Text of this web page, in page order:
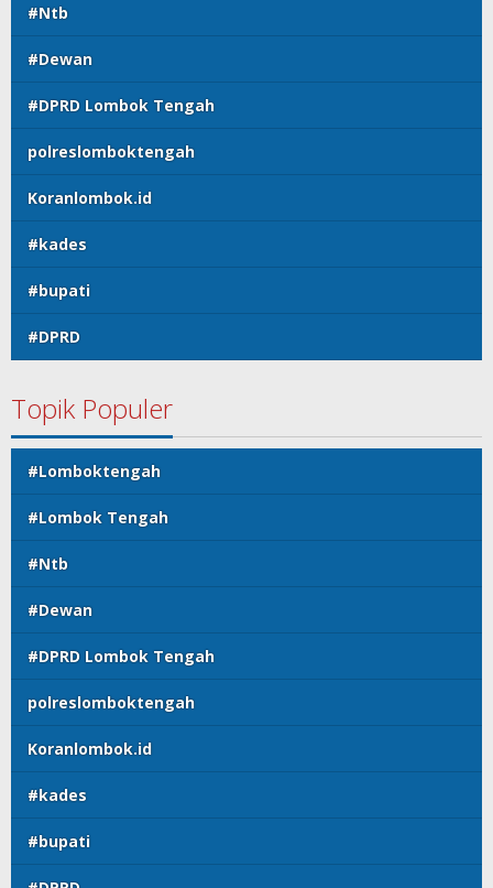
#Ntb
#Dewan
#DPRD Lombok Tengah
polreslomboktengah
Koranlombok.id
#kades
#bupati
#DPRD
Topik Populer
#Lomboktengah
#Lombok Tengah
#Ntb
#Dewan
#DPRD Lombok Tengah
polreslomboktengah
Koranlombok.id
#kades
#bupati